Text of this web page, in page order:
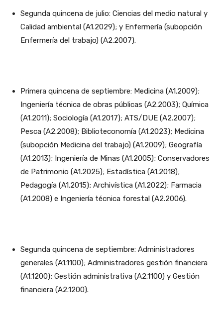
Segunda quincena de julio: Ciencias del medio natural y
Calidad ambiental (A1.2029); y Enfermería (subopción
Enfermería del trabajo) (A2.2007).
Primera quincena de septiembre: Medicina (A1.2009);
Ingeniería técnica de obras públicas (A2.2003); Química
(A1.2011); Sociología (A1.2017); ATS/DUE (A2.2007);
Pesca (A2.2008); Biblioteconomía (A1.2023); Medicina
(subopción Medicina del trabajo) (A1.2009); Geografía
(A1.2013); Ingeniería de Minas (A1.2005); Conservadores
de Patrimonio (A1.2025); Estadística (A1.2018);
Pedagogía (A1.2015); Archivística (A1.2022); Farmacia
(A1.2008) e Ingeniería técnica forestal (A2.2006).
Segunda quincena de septiembre: Administradores
generales (A1.1100); Administradores gestión financiera
(A1.1200); Gestión administrativa (A2.1100) y Gestión
financiera (A2.1200).